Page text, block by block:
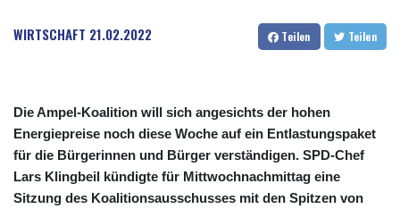
CUC 1.152209
CUP 30.533527
DKK 7.475736
DOP 67.265387
DZD 153.102878
EGP 57.247371
ERN 17.283128
WIRTSCHAFT 21.02.2022 Teilen Teilen
Die Ampel-Koalition will sich angesichts der hohen
Energiepreise noch diese Woche auf ein Entlastungspaket
für die Bürgerinnen und Bürger verständigen. SPD-Chef
Lars Klingbeil kündigte für Mittwochnachmittag eine
Sitzung des Koalitionsausschusses mit den Spitzen von